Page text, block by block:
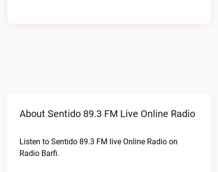
About Sentido 89.3 FM Live Online Radio
Listen to Sentido 89.3 FM live Online Radio on
Radio Barfi.